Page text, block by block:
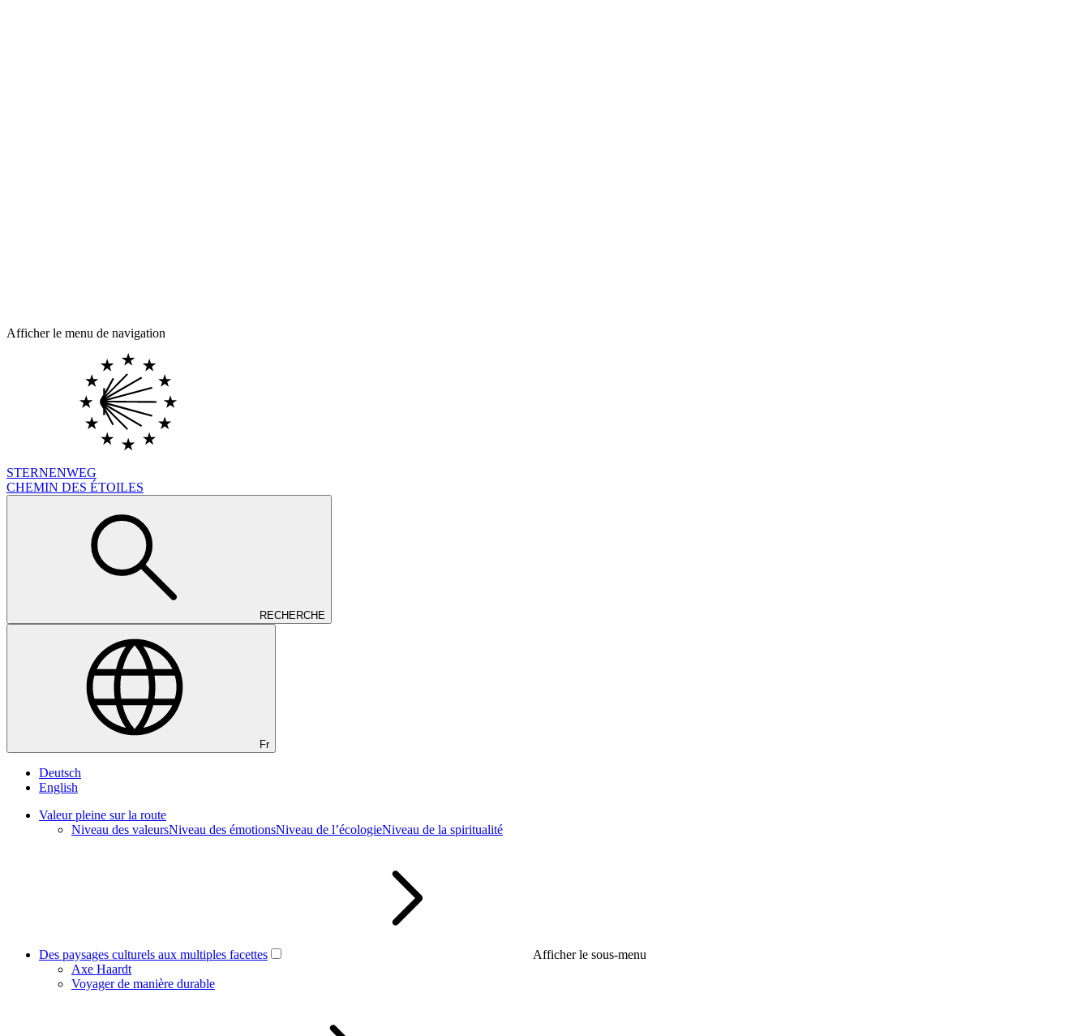
Afficher le menu de navigation
STERNENWEG
CHEMIN DES ÉTOILES
RECHERCHE
Fr
Deutsch
English
Valeur pleine sur la route
Niveau des valeursNiveau des émotionsNiveau de l’écologieNiveau de la spiritualité
Des paysages culturels aux multiples facettes
Afficher le sous-menu
Axe Haardt
Voyager de manière durable